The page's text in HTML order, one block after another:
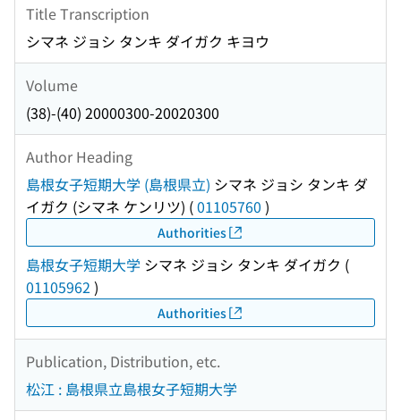
Title Transcription
シマネ ジョシ タンキ ダイガク キヨウ
Volume
(38)-(40) 20000300-20020300
Author Heading
島根女子短期大学 (島根県立) シマネ ジョシ タンキ ダ
イガク (シマネ ケンリツ) (01105760 )
Authorities
島根女子短期大学 シマネ ジョシ タンキ ダイガク (
01105962 )
Authorities
Publication, Distribution, etc.
松江 : 島根県立島根女子短期大学